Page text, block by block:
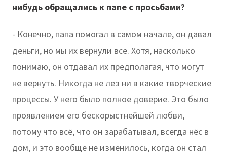
нибудь обращались к папе с просьбами?
- Конечно, папа помогал в самом начале, он давал
деньги, но мы их вернули все. Хотя, насколько
понимаю, он отдавал их предполагая, что могут
не вернуть. Никогда не лез ни в какие творческие
процессы. У него было полное доверие. Это было
проявлением его бескорыстнейшей любви,
потому что всё, что он зарабатывал, всегда нёс в
дом, и это вообще не изменилось, когда он стал